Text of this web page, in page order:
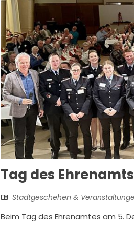
Tag des
Stadtgeschehen &
Beim Tag des Ehrenamtes am 5.